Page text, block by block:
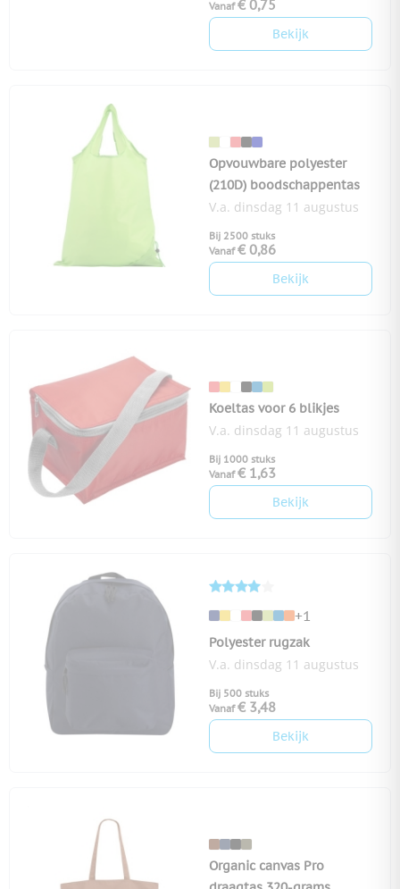
Vanaf € 0,75
Bekijk
Opvouwbare polyester
(210D) boodschappentas
V.a. dinsdag 11 augustus
Bij 2500 stuks
Vanaf € 0,86
Bekijk
Koeltas voor 6 blikjes
V.a. dinsdag 11 augustus
Bij 1000 stuks
Vanaf € 1,63
Bekijk
+1
Polyester rugzak
V.a. dinsdag 11 augustus
Bij 500 stuks
Vanaf € 3,48
Bekijk
Organic canvas Pro